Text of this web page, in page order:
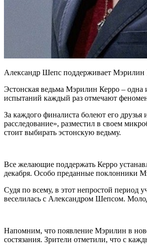
Александр Шепс поддерживает Мэрилин
Эстонская ведьма Мэрилин Керро – одна
испытаний каждый раз отмечают
За каждого финалиста болеют его
расследование», разместил в своем
стоит выбирать эстонскую ведьму.
Все желающие поддержать Керро
декабря. Особо преданные поклонники
Судя по всему, в этот непростой период
веселилась с Александром Шепсом.
Напомним, что появление Мэрилин в
состязания. Зрители отметили, что с